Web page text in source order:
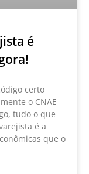
é
certo
o CNAE
tudo o que
é a
que o